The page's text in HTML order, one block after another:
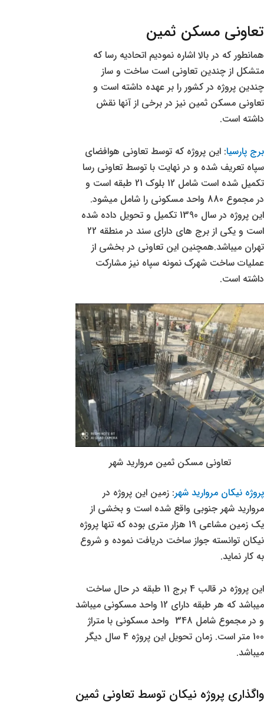
تعاونی مسکن ثمین
همانطور که در بالا اشاره نمودیم اتحادیه رسا که
متشکل از چندین تعاونی است ساخت و ساز
چندین پروژه در کشور را بر عهده داشته است و
تعاونی مسکن ثمین نیز در برخی از آنها نقش
داشته است.
برج پارسیا: این پروژه که توسط تعاونی هوافضای
سپاه تعریف شده و در نهایت با توسط تعاونی رسا
تکمیل شده است شامل 12 بلوک 21 طبقه است و
در مجموع 880 واحد مسکونی را شامل میشود.
این پروژه در سال 1390 تکمیل و تحویل داده شده
است و یکی از برج های دارای سند در منطقه 22
تهران میباشد.همچنین این تعاونی در بخشی از
عملیات ساخت شهرک نمونه سپاه نیز مشارکت
داشته است.
تعاونی مسکن ثمین مروارید شهر
پروژه نیکان مروارید شهر: زمین این پروژه در
مروارید شهر جنوبی واقع شده است و بخشی از
یک زمین مشاعی 19 هزار متری بوده که تنها پروژه
نیکان توانسته جواز ساخت دریافت نموده و شروع
به کار نماید.
این پروژه در قالب 4 برج 11 طبقه در حال ساخت
میباشد که هر طبقه دارای 12 واحد مسکونی میباشد
و در مجموع شامل 348 واحد مسکونی با متراژ
100 متر است. زمان تحویل این پروژه 4 سال دیگر
میباشد.
واگذاری پروژه نیکان توسط تعاونی ثمین